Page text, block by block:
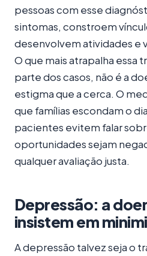
pessoas com esse
sintomas, constroem
desenvolvem atividades e
O que mais atrapalha essa
parte dos casos, não é a
estigma que a cerca. O
que famílias escondam o
pacientes evitem falar
oportunidades sejam
qualquer avaliação justa.
Depressão: a
insistem em
A depressão talvez seja o